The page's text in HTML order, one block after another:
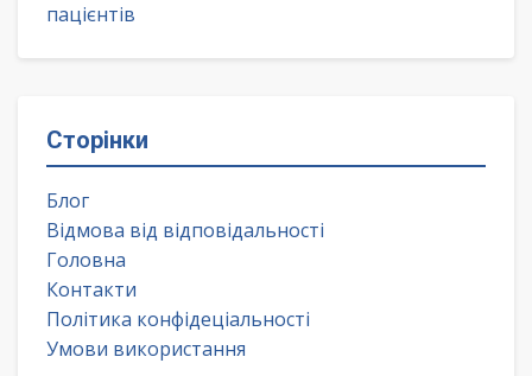
пацієнтів
Сторінки
Блог
Відмова від відповідальності
Головна
Контакти
Політика конфідеціальності
Умови використання